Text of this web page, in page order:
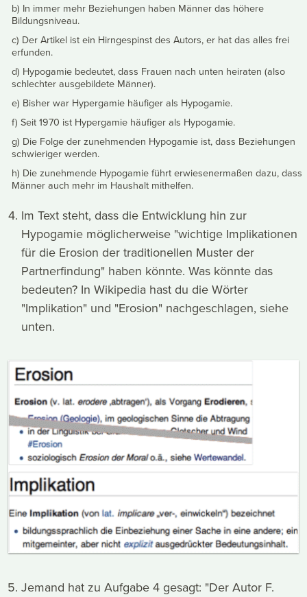
b) In immer mehr Beziehungen haben Männer das höhere
Bildungsniveau.
c) Der Artikel ist ein Hirngespinst des Autors, er hat das alles frei
erfunden.
d) Hypogamie bedeutet, dass Frauen nach unten heiraten (also
schlechter ausgebildete Männer).
e) Bisher war Hypergamie häufiger als Hypogamie.
f) Seit 1970 ist Hypergamie häufiger als Hypogamie.
g) Die Folge der zunehmenden Hypogamie ist, dass Beziehungen
schwieriger werden.
h) Die zunehmende Hypogamie führt erwiesenermaßen dazu, dass
Männer auch mehr im Haushalt mithelfen.
Im Text steht, dass die Entwicklung hin zur
Hypogamie möglicherweise "wichtige Implikationen
für die Erosion der traditionellen Muster der
Partnerfindung" haben könnte. Was könnte das
bedeuten? In Wikipedia hast du die Wörter
"Implikation" und "Erosion" nachgeschlagen, siehe
unten.
Jemand hat zu Aufgabe 4 gesagt: "Der Autor F.